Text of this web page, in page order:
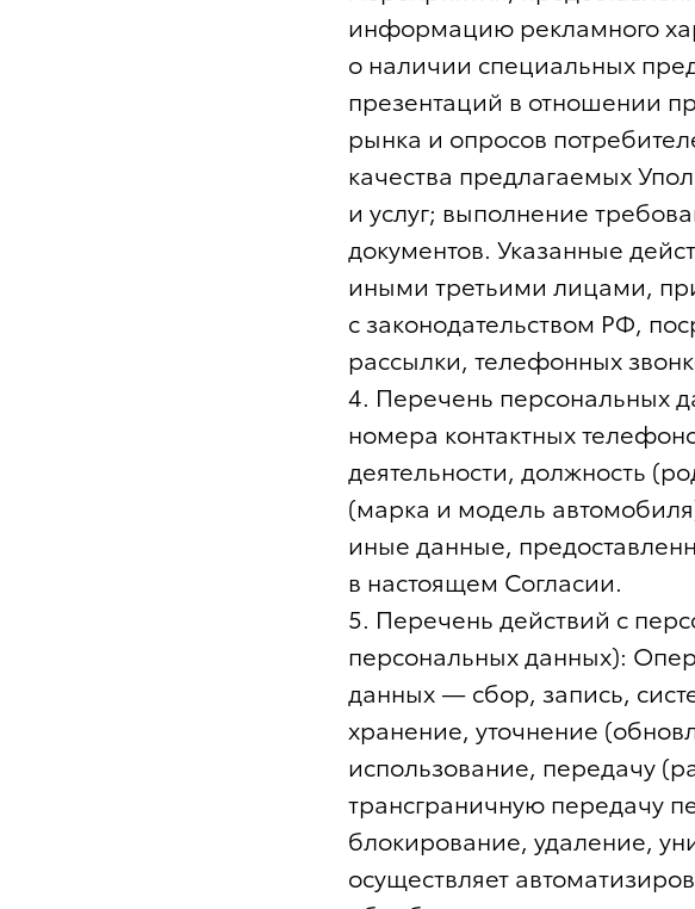
информацию рекламного
о наличии специальных
презентаций в отношении
рынка и опросов
качества предлагаемых
и услуг; выполнение
документов. Указанные
иными третьими лицами,
с законодательством РФ,
рассылки, телефонных
4. Перечень персональных
номера контактных
деятельности, должность
(марка и модель
иные данные,
в настоящем Согласии.
5. Перечень действий с
персональных данных):
данных — сбор, запись,
хранение, уточнение
использование, передачу
трансграничную передачу
блокирование, удаление,
осуществляет